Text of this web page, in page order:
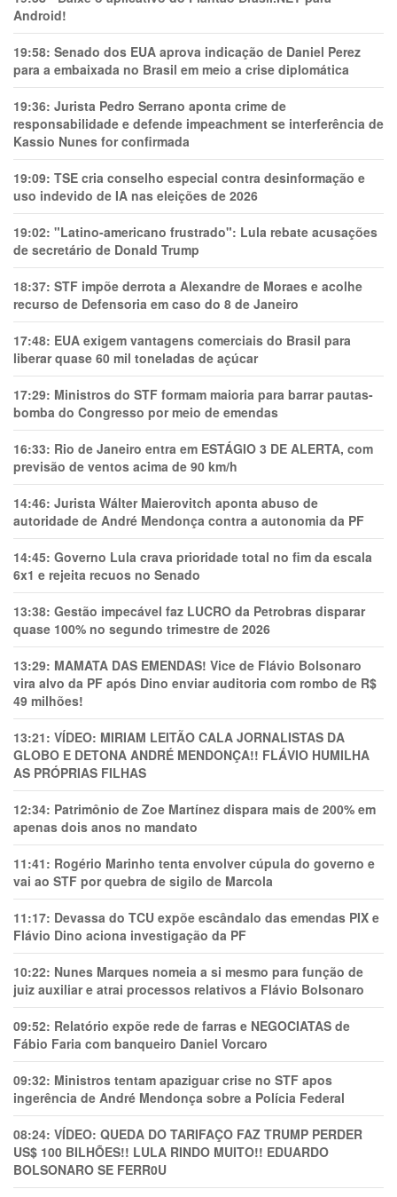
Android!
19:58: Senado dos EUA aprova indicação de Daniel Perez
para a embaixada no Brasil em meio a crise diplomática
19:36: Jurista Pedro Serrano aponta crime de
responsabilidade e defende impeachment se interferência de
Kassio Nunes for confirmada
19:09: TSE cria conselho especial contra desinformação e
uso indevido de IA nas eleições de 2026
19:02: "Latino-americano frustrado": Lula rebate acusações
de secretário de Donald Trump
18:37: STF impõe derrota a Alexandre de Moraes e acolhe
recurso de Defensoria em caso do 8 de Janeiro
17:48: EUA exigem vantagens comerciais do Brasil para
liberar quase 60 mil toneladas de açúcar
17:29: Ministros do STF formam maioria para barrar pautas-
bomba do Congresso por meio de emendas
16:33: Rio de Janeiro entra em ESTÁGIO 3 DE ALERTA, com
previsão de ventos acima de 90 km/h
14:46: Jurista Wálter Maierovitch aponta abuso de
autoridade de André Mendonça contra a autonomia da PF
14:45: Governo Lula crava prioridade total no fim da escala
6x1 e rejeita recuos no Senado
13:38: Gestão impecável faz LUCRO da Petrobras disparar
quase 100% no segundo trimestre de 2026
13:29: MAMATA DAS EMENDAS! Vice de Flávio Bolsonaro
vira alvo da PF após Dino enviar auditoria com rombo de R$
49 milhões!
13:21: VÍDEO: MIRIAM LEITÃO CALA JORNALISTAS DA
GLOBO E DETONA ANDRÉ MENDONÇA!! FLÁVIO HUMILHA
AS PRÓPRIAS FILHAS
12:34: Patrimônio de Zoe Martínez dispara mais de 200% em
apenas dois anos no mandato
11:41: Rogério Marinho tenta envolver cúpula do governo e
vai ao STF por quebra de sigilo de Marcola
11:17: Devassa do TCU expõe escândalo das emendas PIX e
Flávio Dino aciona investigação da PF
10:22: Nunes Marques nomeia a si mesmo para função de
juiz auxiliar e atrai processos relativos a Flávio Bolsonaro
09:52: Relatório expõe rede de farras e NEGOCIATAS de
Fábio Faria com banqueiro Daniel Vorcaro
09:32: Ministros tentam apaziguar crise no STF apos
ingerência de André Mendonça sobre a Polícia Federal
08:24: VÍDEO: QUEDA DO TARIFAÇO FAZ TRUMP PERDER
US$ 100 BILHÕES!! LULA RINDO MUITO!! EDUARDO
BOLSONARO SE FERR0U